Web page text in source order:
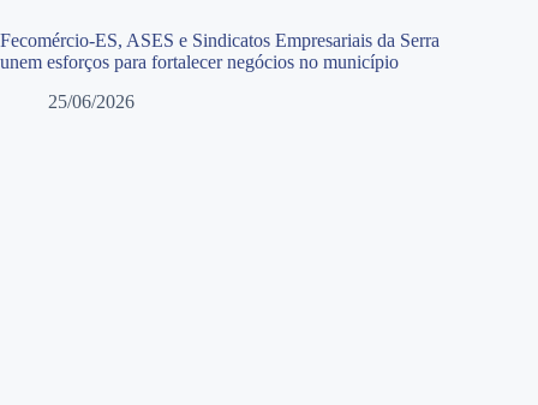
Fecomércio-ES, ASES e Sindicatos Empresariais da Serra
unem esforços para fortalecer negócios no município
25/06/2026